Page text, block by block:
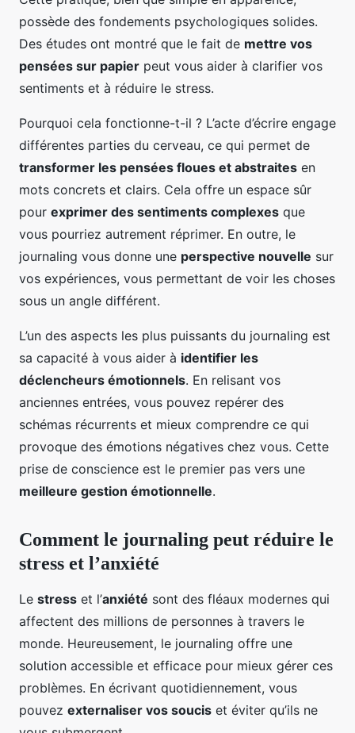
possède des fondements psychologiques solides.
Des études ont montré que le fait de mettre vos
pensées sur papier peut vous aider à clarifier vos
sentiments et à réduire le stress.
Pourquoi cela fonctionne-t-il ? L’acte d’écrire engage
différentes parties du cerveau, ce qui permet de
transformer les pensées floues et abstraites en
mots concrets et clairs. Cela offre un espace sûr
pour exprimer des sentiments complexes que
vous pourriez autrement réprimer. En outre, le
journaling vous donne une perspective nouvelle sur
vos expériences, vous permettant de voir les choses
sous un angle différent.
L’un des aspects les plus puissants du journaling est
sa capacité à vous aider à identifier les
déclencheurs émotionnels. En relisant vos
anciennes entrées, vous pouvez repérer des
schémas récurrents et mieux comprendre ce qui
provoque des émotions négatives chez vous. Cette
prise de conscience est le premier pas vers une
meilleure gestion émotionnelle.
Comment le journaling peut réduire le
stress et l’anxiété
Le stress et l’anxiété sont des fléaux modernes qui
affectent des millions de personnes à travers le
monde. Heureusement, le journaling offre une
solution accessible et efficace pour mieux gérer ces
problèmes. En écrivant quotidiennement, vous
pouvez externaliser vos soucis et éviter qu’ils ne